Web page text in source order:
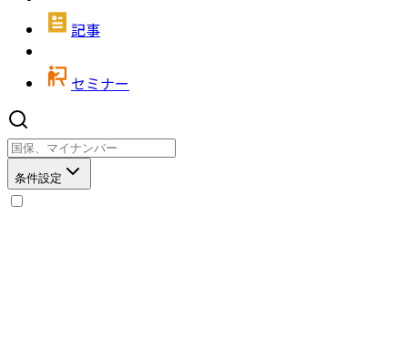
記事
セミナー
条件設定